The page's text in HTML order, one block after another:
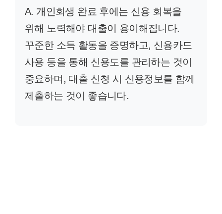
A. 개인회생 완료 후에는 신용 회복을
위해 노력해야 대출이 용이해집니다.
꾸준한 소득 활동을 증명하고, 신용카드
사용 등을 통해 신용도를 관리하는 것이
중요하며, 대출 신청 시 신용정보를 함께
제출하는 것이 좋습니다.